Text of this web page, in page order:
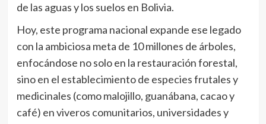
de las aguas y los suelos en Bolivia.
Hoy, este programa nacional expande ese legado
con la ambiciosa meta de 10 millones de árboles,
enfocándose no solo en la restauración forestal,
sino en el establecimiento de especies frutales y
medicinales (como malojillo, guanábana, cacao y
café) en viveros comunitarios, universidades y